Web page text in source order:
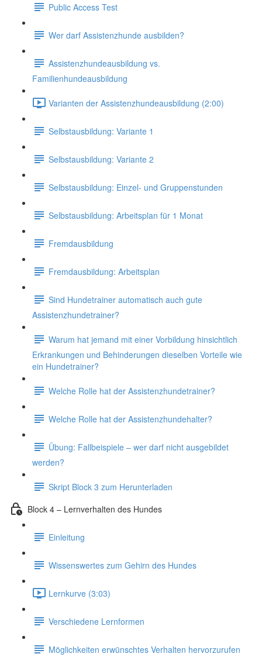
Public Access Test
Wer darf Assistenzhunde ausbilden?
Assistenzhundeausbildung vs.
Familienhundeausbildung
Varianten der Assistenzhundeausbildung (2:00)
Selbstausbildung: Variante 1
Selbstausbildung: Variante 2
Selbstausbildung: Einzel- und Gruppenstunden
Selbstausbildung: Arbeitsplan für 1 Monat
Fremdausbildung
Fremdausbildung: Arbeitsplan
Sind Hundetrainer automatisch auch gute
Assistenzhundetrainer?
Warum hat jemand mit einer Vorbildung hinsichtlich
Erkrankungen und Behinderungen dieselben Vorteile wie
ein Hundetrainer?
Welche Rolle hat der Assistenzhundetrainer?
Welche Rolle hat der Assistenzhundehalter?
Übung: Fallbeispiele – wer darf nicht ausgebildet
werden?
Skript Block 3 zum Herunterladen
Block 4 – Lernverhalten des Hundes
Einleitung
Wissenswertes zum Gehirn des Hundes
Lernkurve (3:03)
Verschiedene Lernformen
Möglichkeiten erwünschtes Verhalten hervorzurufen